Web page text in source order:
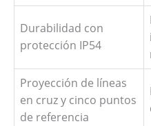
Durabilidad con
protección IP54
Proyección de líneas
en cruz y cinco puntos
de referencia